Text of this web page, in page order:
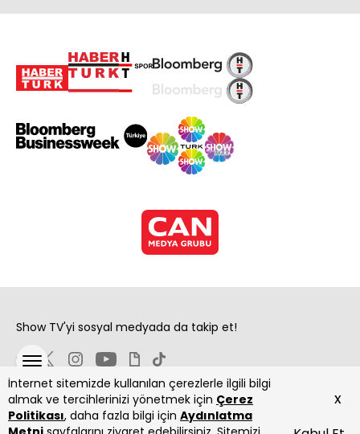
İnternet sitemizde kullanılan çerezlerle ilgili bilgi
almak ve tercihlerinizi yönetmek için Çerez
Politikası, daha fazla bilgi için Aydınlatma
x
Show TV'yi sosyal medyada da takip et!